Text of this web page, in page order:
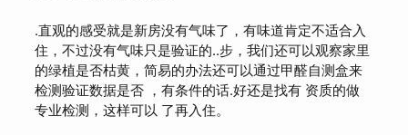
.直观的感受就是新房没有气味了，有味道肯定不适合入
住，不过没有气味只是验证的..步，我们还可以观察家里
的绿植是否枯黄，简易的办法还可以通过甲醛自测盒来
检测验证数据是否 ，有条件的话.好还是找有 资质的做
专业检测，这样可以 了再入住。